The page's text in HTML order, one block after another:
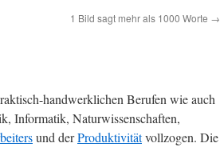
1 Bild sagt mehr als 1000 Worte →
handwerklichen Berufen wie auch
Informatik, Naturwissenschaften,
und derProduktivitätvollzogen. Die